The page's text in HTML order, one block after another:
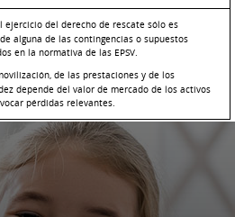
ejercicio del derecho de rescate sólo es
alguna de las contingencias o supuestos
en la normativa de las EPSV.
de las prestaciones y de los
depende del valor de mercado de los activos
pérdidas relevantes.